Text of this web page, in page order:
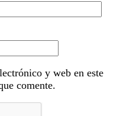
y web en este
comente.